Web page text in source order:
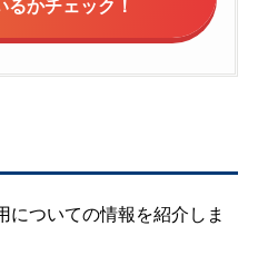
るかチェック！
についての情報を紹介しま